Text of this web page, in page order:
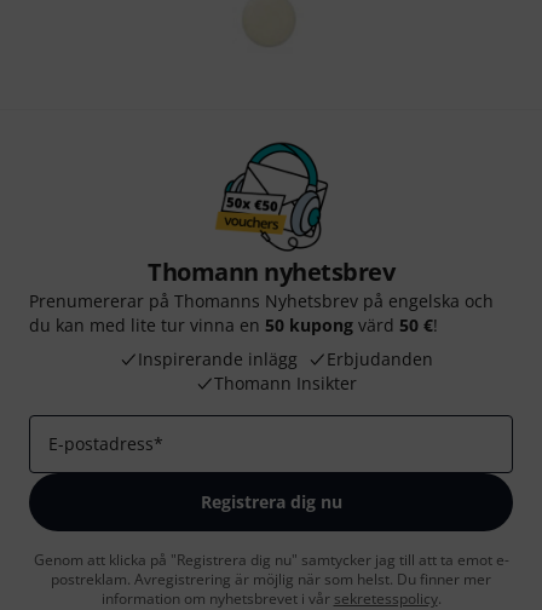
Thomann nyhetsbrev
Prenumererar på Thomanns Nyhetsbrev på engelska och
du kan med lite tur vinna en 50 kupong värd 50 €!
Inspirerande inlägg
Erbjudanden
Thomann Insikter
E-postadress*
Registrera dig nu
Genom att klicka på "Registrera dig nu" samtycker jag till att ta emot e-
postreklam. Avregistrering är möjlig när som helst. Du finner mer
information om nyhetsbrevet i vår sekretesspolicy.